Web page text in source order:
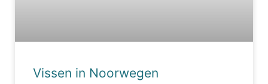
Vissen in Noorwegen